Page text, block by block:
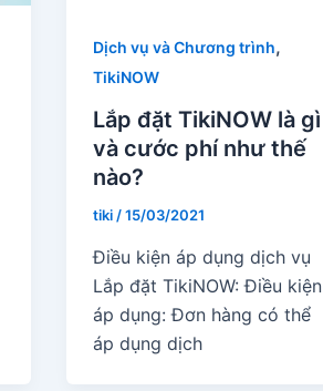
Dịch vụ và Chương trình,
TikiNOW
Lắp đặt TikiNOW là gì
và cước phí như thế
nào?
tiki/15/03/2021
Điều kiện áp dụng dịch vụ
Lắp đặt TikiNOW: Điều kiện
áp dụng: Đơn hàng có thể
áp dụng dịch